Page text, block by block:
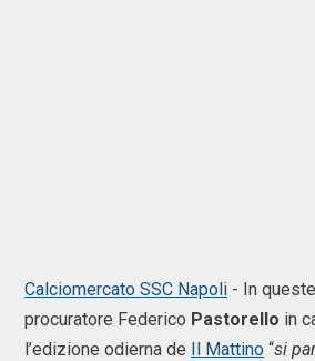
Calciomercato SSC Napoli - In
procuratore Federico Pastorello in
l’edizione odierna de Il Mattino “si